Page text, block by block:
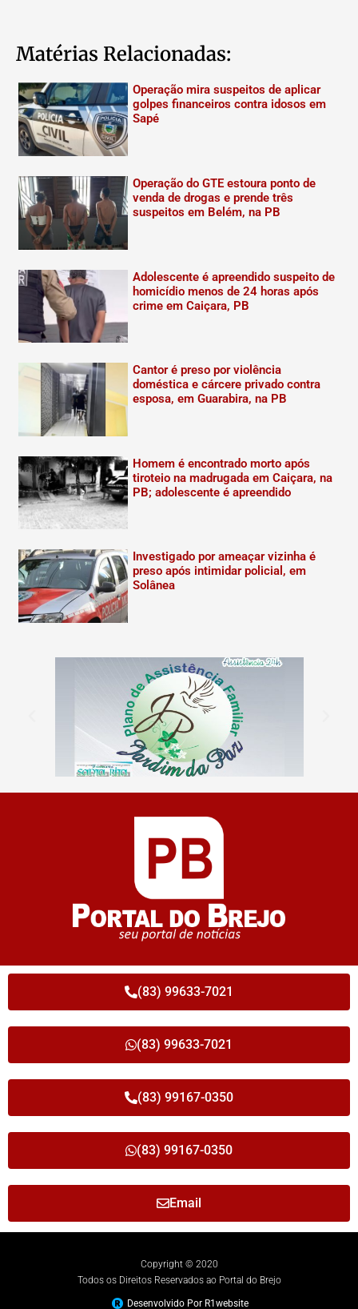
Matérias Relacionadas:
Operação mira suspeitos de aplicar
golpes financeiros contra idosos em
Sapé
Operação do GTE estoura ponto de
venda de drogas e prende três
suspeitos em Belém, na PB
Adolescente é apreendido suspeito de
homicídio menos de 24 horas após
crime em Caiçara, PB
Cantor é preso por violência
doméstica e cárcere privado contra
esposa, em Guarabira, na PB
Homem é encontrado morto após
tiroteio na madrugada em Caiçara, na
PB; adolescente é apreendido
Investigado por ameaçar vizinha é
preso após intimidar policial, em
Solânea
(83) 99633-7021
(83) 99633-7021
(83) 99167-0350
(83) 99167-0350
Email
Copyright © 2020
Todos os Direitos Reservados ao Portal do Brejo
Desenvolvido Por R1website